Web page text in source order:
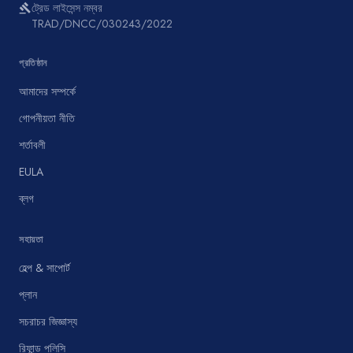
gavelট্রেড লাইসেন্স নম্বর
TRAD/DNCC/030243/2022
প্রতিষ্ঠান
আমাদের সম্পর্কে
গোপনীয়তা নীতি
শর্তাবলী
EULA
ব্লগ
সহায়তা
হেল্প & সাপোর্ট
প্লান
সচরাচর জিজ্ঞাস্য
রিফান্ড পলিসি